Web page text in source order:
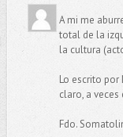
A mi me
total de la
la cultura
Lo escrito
claro, a
Fdo.